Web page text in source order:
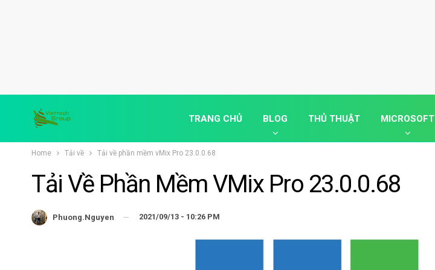
TRANG CHỦ BLOG THỦ THUẬT MICROSOFT
Home Tải về Tải về phần mềm vMix Pro 23.0.0.68
Tải Về Phần Mềm VMix Pro 23.0.0.68
Phuong.nguyen 2021/09/13 - 10:26 PM